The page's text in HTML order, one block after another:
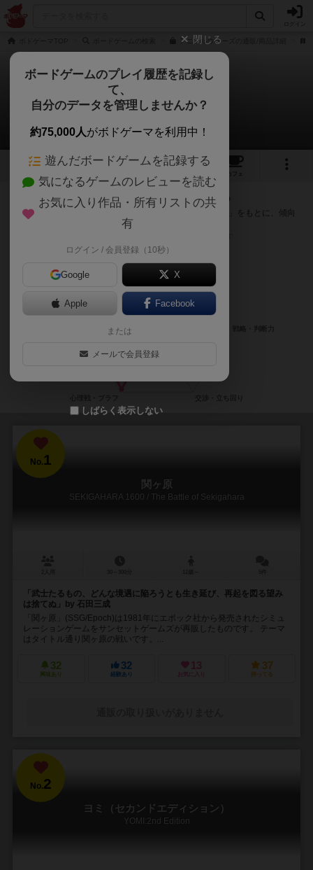
アニマルウォーズの通販/商品詳細
アニマルウォーズ
次のおすすめボードゲーム
2 1
カフェ
『アニマルウォーズ』が好きな方へのおすすめ
このゲームのトップページで投票された「プレイ感の評価」をもとに、傾向
が近いボードゲームをランキング形式で紹介します。
No.1
関ヶ原
SEKIGAHARA 1600 / The Battle of Sekigahara
「武士たるもの、どんな境遇に陥ろうとも生き延び、再起を図る望み
は捨てぬ」by 石田三成
「関ヶ原」(SSG/Epoch)は1981年にエポック社から発売されたシミュ
レーションゲームをサンセットゲームズが再販したものです。 テーマ
はタイトル通り関ヶ原の戦いです。...
32
興味あり
32
経験あり
13
お気に入り
37
持ってる
No.2
ヨミ（セカンドエディション）
YOMI:2nd Edition
閉じる
ボードゲームのプレイ履歴を記録し
て、
自分のデータを管理しませんか？
約75,000人がボドゲーマを利用中！
遊んだボードゲームを記録する
気になるゲームのレビューを読む
お気に入り作品・所有リストの共
有
ログイン / 会員登録（10秒）
Google X
Apple Facebook
または
メールで会員登録
しばらく表示しない